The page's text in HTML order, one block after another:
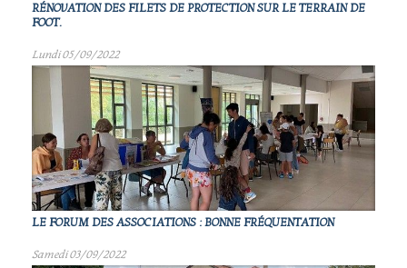
RÉNOVATION DES FILETS DE PROTECTION SUR LE TERRAIN DE
FOOT.
Lundi 05/09/2022
LE FORUM DES ASSOCIATIONS : BONNE FRÉQUENTATION
Samedi 03/09/2022